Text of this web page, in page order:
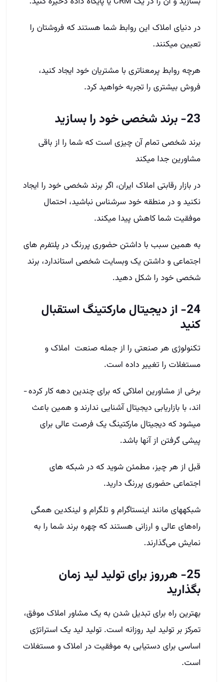
در دنیای املاک این روابط شما هستند که فروشتان را
تعیین میکنند.
هرچه روابط پرمعناتری با مشتریان خود ایجاد کنید،
فروش بیشتری را تجربه خواهید کرد.
23- برند شخصی خود را بسازید
برند شخصی تمام آن چیزی است که شما را از باقی
مشاورین جدا میکند
در بازار رقابتی املاک ایران، اگر برند شخصی خود را ایجاد
نکنید و در منطقه خود سرشناس نباشید، احتمال
موفقیت شما کاهش پیدا میکند.
به همین سبب با داشتن حضوری پررنگ در پلتفرم­ های
اجتماعی و داشتن یک وبسایت شخصی استاندارد، برند
شخصی خود را شکل دهید.
24- از دیجیتال مارکتینگ استقبال
کنید
تکنولوژی هر صنعتی را از جمله صنعت املاک و
مستغلات را تغییر داده است.
برخی از مشاورین املاکی که برای چندین دهه کار کرده ­
اند، با بازاریابی دیجیتال آشنایی ندارند و همین باعث
میشود که دیجیتال مارکتینگ یک فرصت عالی برای
پیشی گرفتن از آنها باشد.
قبل از هر چیز، مطمئن شوید که در شبکه های
اجتماعی حضوری پررنگ دارید.
شبکه­های مانند اینستاگرام و تلگرام و لینکدین همگی
راه‌های عالی و ارزانی هستند که چهره‌ برند شما را به
نمایش می‌گذارند.
25- هرروز برای تولید لید زمان
بگذارید
بهترین راه برای تبدیل شدن به یک مشاور املاک موفق،
تمرکز بر تولید لید روزانه است. تولید لید یک استراتژی
اساسی برای دستیابی به موفقیت در املاک و مستغلات
است.